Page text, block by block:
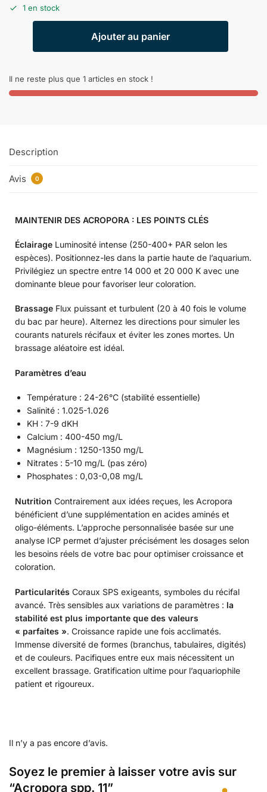
1 en stock
Ajouter au panier
Il ne reste plus que 1 articles en stock !
Description
Avis 0
MAINTENIR DES ACROPORA : LES POINTS CLÉS
Éclairage Luminosité intense (250-400+ PAR selon les
espèces). Positionnez-les dans la partie haute de l’aquarium.
Privilégiez un spectre entre 14 000 et 20 000 K avec une
dominante bleue pour favoriser leur coloration.
Brassage Flux puissant et turbulent (20 à 40 fois le volume
du bac par heure). Alternez les directions pour simuler les
courants naturels récifaux et éviter les zones mortes. Un
brassage aléatoire est idéal.
Paramètres d’eau
Température : 24-26°C (stabilité essentielle)
Salinité : 1.025-1.026
KH : 7-9 dKH
Calcium : 400-450 mg/L
Magnésium : 1250-1350 mg/L
Nitrates : 5-10 mg/L (pas zéro)
Phosphates : 0,03-0,08 mg/L
Nutrition Contrairement aux idées reçues, les Acropora
bénéficient d’une supplémentation en acides aminés et
oligo-éléments. L’approche personnalisée basée sur une
analyse ICP permet d’ajuster précisément les dosages selon
les besoins réels de votre bac pour optimiser croissance et
coloration.
Particularités Coraux SPS exigeants, symboles du récifal
avancé. Très sensibles aux variations de paramètres : la
stabilité est plus importante que des valeurs
« parfaites ». Croissance rapide une fois acclimatés.
Immense diversité de formes (branchus, tabulaires, digités)
et de couleurs. Pacifiques entre eux mais nécessitent un
excellent brassage. Gratification ultime pour l’aquariophile
patient et rigoureux.
Il n’y a pas encore d’avis.
Soyez le premier à laisser votre avis sur
“Acropora spp. 11”